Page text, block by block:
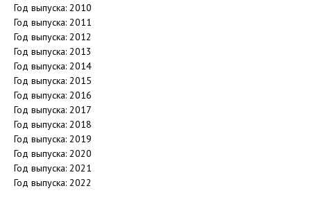
Год выпуска: 2010
Год выпуска: 2011
Год выпуска: 2012
Год выпуска: 2013
Год выпуска: 2014
Год выпуска: 2015
Год выпуска: 2016
Год выпуска: 2017
Год выпуска: 2018
Год выпуска: 2019
Год выпуска: 2020
Год выпуска: 2021
Год выпуска: 2022